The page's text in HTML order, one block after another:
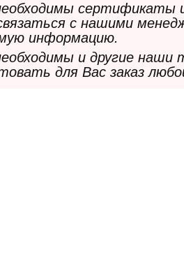
сертификаты
с нашими
информацию.
и другие
для Вас заказ